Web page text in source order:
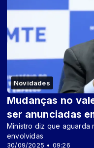
Novidades
30/09/2025 • 09:26
Mudanças no
ser anunciadas
Ministro diz que aguarda
envolvidas